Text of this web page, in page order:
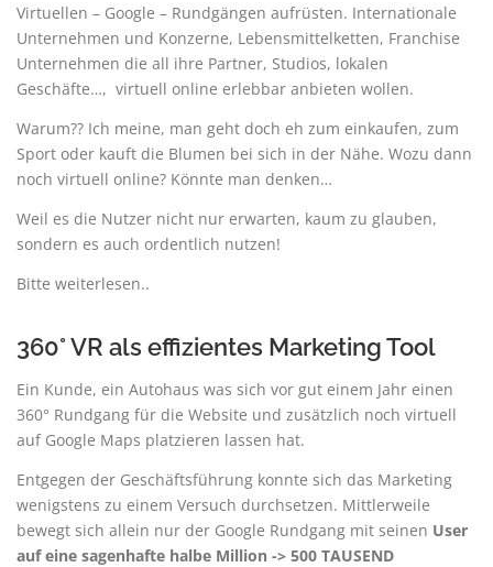
Virtuellen – Google – Rundgängen aufrüsten. Internationale
Unternehmen und Konzerne, Lebensmittelketten, Franchise
Unternehmen die all ihre Partner, Studios, lokalen
Geschäfte…, virtuell online erlebbar anbieten wollen.
Warum?? Ich meine, man geht doch eh zum einkaufen, zum
Sport oder kauft die Blumen bei sich in der Nähe. Wozu dann
noch virtuell online? Könnte man denken…
Weil es die Nutzer nicht nur erwarten, kaum zu glauben,
sondern es auch ordentlich nutzen!
Bitte weiterlesen..
360° VR als effizientes Marketing Tool
Ein Kunde, ein Autohaus was sich vor gut einem Jahr einen
360° Rundgang für die Website und zusätzlich noch virtuell
auf Google Maps platzieren lassen hat.
Entgegen der Geschäftsführung konnte sich das Marketing
wenigstens zu einem Versuch durchsetzen. Mittlerweile
bewegt sich allein nur der Google Rundgang mit seinen User
auf eine sagenhafte halbe Million -> 500 TAUSEND